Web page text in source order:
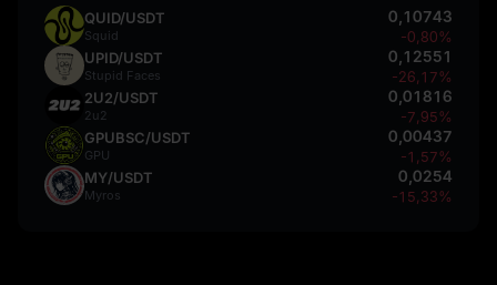
QUID/USDT
Squid
0,10743
-0,80%
UPID/USDT
Stupid Faces
0,12551
-26,17%
2U2/USDT
2u2
0,01816
-7,95%
GPUBSC/USDT
GPU
0,00437
-1,57%
MY/USDT
Myros
0,0254
-15,33%